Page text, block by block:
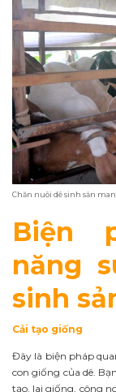
Chăn nuôi dê sinh sản
Biện
năng
sinh
Cải tạo giống
Đây là biện pháp
con giống của dê.
tạo, lai giống, công